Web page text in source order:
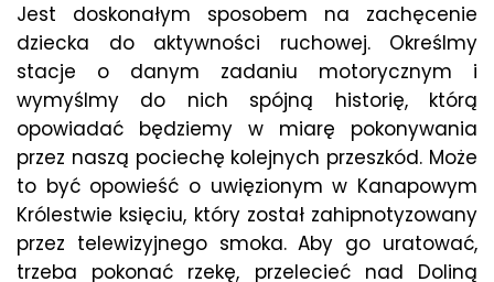
Jest doskonałym sposobem na zachęcenie
dziecka do aktywności ruchowej. Określmy
stacje o danym zadaniu motorycznym i
wymyślmy do nich spójną historię, którą
opowiadać będziemy w miarę pokonywania
przez naszą pociechę kolejnych przeszkód. Może
to być opowieść o uwięzionym w Kanapowym
Królestwie księciu, który został zahipnotyzowany
przez telewizyjnego smoka. Aby go uratować,
trzeba pokonać rzekę, przelecieć nad Doliną